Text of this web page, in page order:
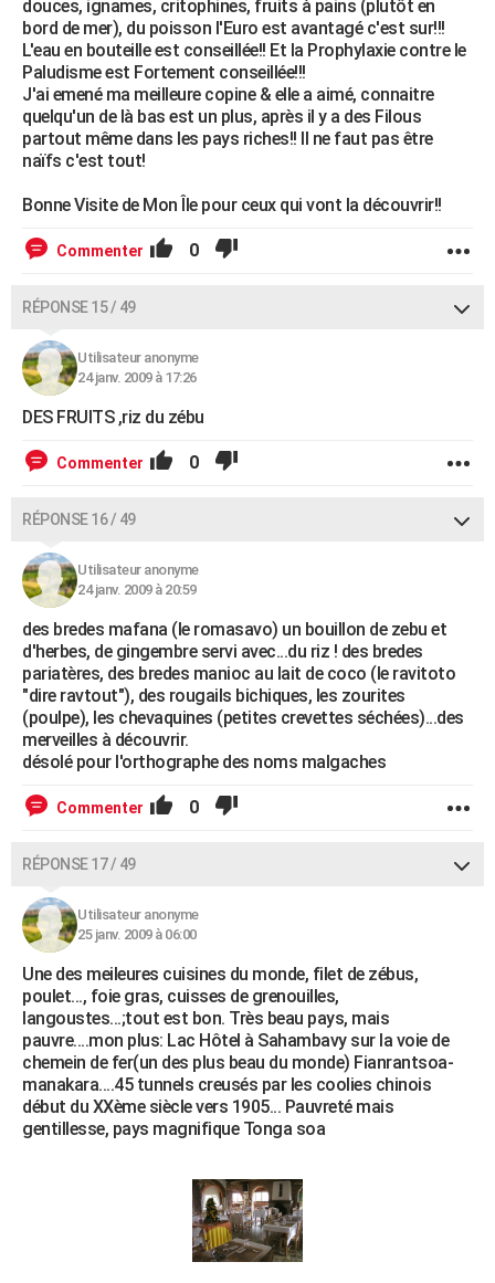
douces, ignames, critophines, fruits à pains (plutôt en
bord de mer), du poisson l'Euro est avantagé c'est sur!!!
L'eau en bouteille est conseillée!! Et la Prophylaxie contre le
Paludisme est Fortement conseillée!!!
J'ai emené ma meilleure copine & elle a aimé, connaitre
quelqu'un de là bas est un plus, après il y a des Filous
partout même dans les pays riches!! Il ne faut pas être
naïfs c'est tout!
Bonne Visite de Mon Île pour ceux qui vont la découvrir!!
Commenter 0
RÉPONSE 15 / 49
Utilisateur anonyme
24 janv. 2009 à 17:26
DES FRUITS ,riz du zébu
Commenter 0
RÉPONSE 16 / 49
Utilisateur anonyme
24 janv. 2009 à 20:59
des bredes mafana (le romasavo) un bouillon de zebu et
d'herbes, de gingembre servi avec...du riz ! des bredes
pariatères, des bredes manioc au lait de coco (le ravitoto
"dire ravtout"), des rougails bichiques, les zourites
(poulpe), les chevaquines (petites crevettes séchées)...des
merveilles à découvrir.
désolé pour l'orthographe des noms malgaches
Commenter 0
RÉPONSE 17 / 49
Utilisateur anonyme
25 janv. 2009 à 06:00
Une des meileures cuisines du monde, filet de zébus,
poulet..., foie gras, cuisses de grenouilles,
langoustes...;tout est bon. Très beau pays, mais
pauvre....mon plus: Lac Hôtel à Sahambavy sur la voie de
chemein de fer(un des plus beau du monde) Fianrantsoa-
manakara....45 tunnels creusés par les coolies chinois
début du XXème siècle vers 1905... Pauvreté mais
gentillesse, pays magnifique Tonga soa